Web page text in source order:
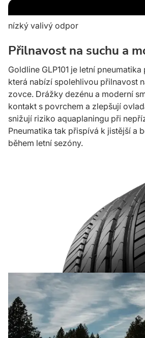
nízký valivý odpor
Přilnavost na suchu a
Goldline GLP101 je letní
která nabízí spolehlivou přilnavost
zovce. Drážky dezénu a mo­derní
kontakt s po­vrchem a zlep­šují
snižují riziko aquaplaningu při
Pneumatika tak přispívá k jis­tější a
během letní sezóny.